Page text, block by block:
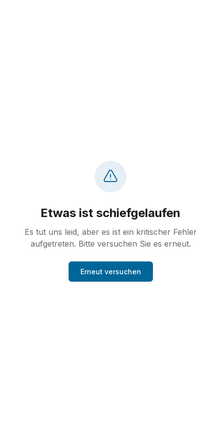
Etwas ist schiefgelaufen
Es tut uns leid, aber es ist ein kritischer Fehler
aufgetreten. Bitte versuchen Sie es erneut.
Erneut versuchen